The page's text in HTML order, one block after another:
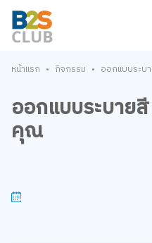
หน้าแรก • กิจกรรม • ออกแบบระบ
ออกแบบระบาย
คุณ